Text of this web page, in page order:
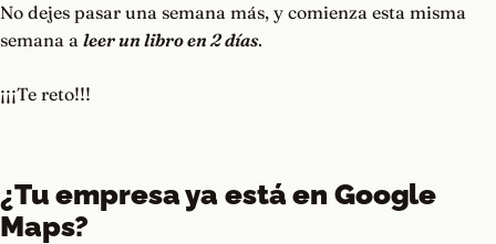
No dejes pasar una semana más, y comienza esta misma
semana a leer un libro en 2 días.
¡¡¡Te reto!!!
¿Tu empresa ya está en Google
Maps?